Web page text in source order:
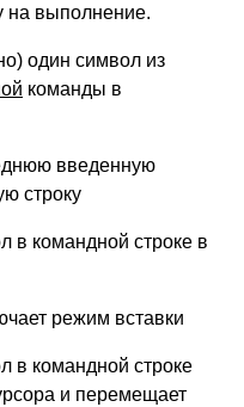
на выполнение.
один символ из
команды в
введенную
строку
в командной строке в
режим вставки
в командной строке
и перемещает